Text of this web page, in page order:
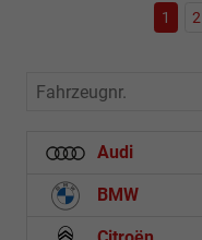
1 2
Fahrzeugnr.
Audi
BMW